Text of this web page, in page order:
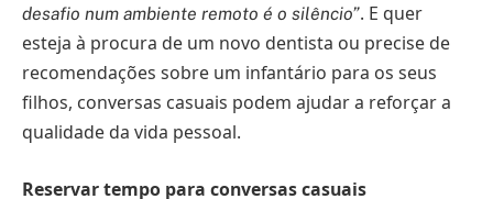
desafio num ambiente remoto é o silêncio”. E quer
esteja à procura de um novo dentista ou precise de
recomendações sobre um infantário para os seus
filhos, conversas casuais podem ajudar a reforçar a
qualidade da vida pessoal.
Reservar tempo para conversas casuais